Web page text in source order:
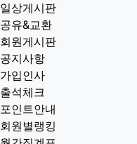
일상게시판
공유&교환
회원게시판
공지사항
가입인사
출석체크
포인트안내
회원별랭킹